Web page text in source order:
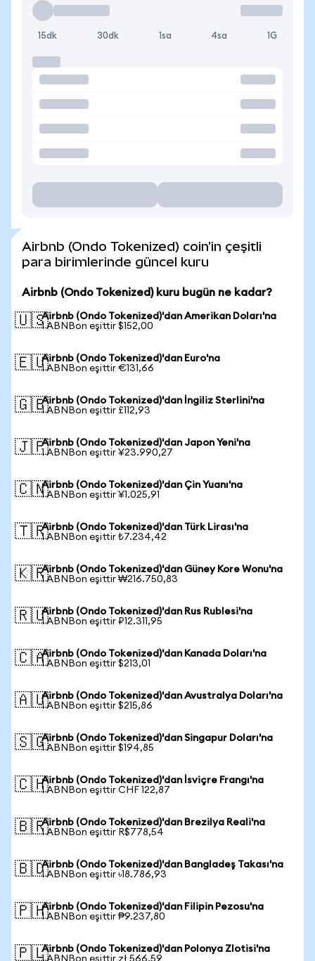
15dk 30dk 1sa 4sa 1G
Airbnb (Ondo Tokenized) coin'in çeşitli
para birimlerinde güncel kuru
Airbnb (Ondo Tokenized) kuru bugün ne kadar?
🇺🇸Airbnb (Ondo Tokenized)'dan Amerikan Doları'na
1 ABNBon eşittir $152,00
🇪🇺Airbnb (Ondo Tokenized)'dan Euro'na
1 ABNBon eşittir €131,66
🇬🇧Airbnb (Ondo Tokenized)'dan İngiliz Sterlini'na
1 ABNBon eşittir £112,93
🇯🇵Airbnb (Ondo Tokenized)'dan Japon Yeni'na
1 ABNBon eşittir ¥23.990,27
🇨🇳Airbnb (Ondo Tokenized)'dan Çin Yuanı'na
1 ABNBon eşittir ¥1.025,91
🇹🇷Airbnb (Ondo Tokenized)'dan Türk Lirası'na
1 ABNBon eşittir ₺7.234,42
🇰🇷Airbnb (Ondo Tokenized)'dan Güney Kore Wonu'na
1 ABNBon eşittir ₩216.750,83
🇷🇺Airbnb (Ondo Tokenized)'dan Rus Rublesi'na
1 ABNBon eşittir ₽12.311,95
🇨🇦Airbnb (Ondo Tokenized)'dan Kanada Doları'na
1 ABNBon eşittir $213,01
🇦🇺Airbnb (Ondo Tokenized)'dan Avustralya Doları'na
1 ABNBon eşittir $215,86
🇸🇬Airbnb (Ondo Tokenized)'dan Singapur Doları'na
1 ABNBon eşittir $194,85
🇨🇭Airbnb (Ondo Tokenized)'dan İsviçre Frangı'na
1 ABNBon eşittir CHF 122,87
🇧🇷Airbnb (Ondo Tokenized)'dan Brezilya Reali'na
1 ABNBon eşittir R$778,54
🇧🇩Airbnb (Ondo Tokenized)'dan Bangladeş Takası'na
1 ABNBon eşittir ৳18.786,93
🇵🇭Airbnb (Ondo Tokenized)'dan Filipin Pezosu'na
1 ABNBon eşittir ₱9.237,80
🇵🇱Airbnb (Ondo Tokenized)'dan Polonya Zlotisi'na
1 ABNBon eşittir zł 566,59